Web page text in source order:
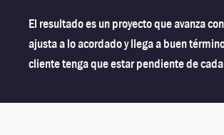
El resultado es un proyecto que avanza
ajusta a lo acordado y llega a buen
cliente tenga que estar pendiente de